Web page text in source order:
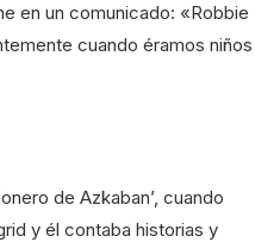
en un comunicado: «Robbie
cuando éramos niños
de Azkaban’, cuando
y él contaba historias y